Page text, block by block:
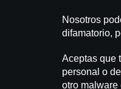
Nosotros
difamatorio,
Aceptas que
personal o
otro